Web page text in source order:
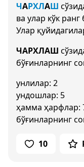
ЧАРХЛАШ
ва улар кўк
Улар
ЧАРХЛАШ
бўғинларнинг
унлилар: 2
ундошлар: 5
ҳамма ҳарфлар:
бўғинларнинг
10